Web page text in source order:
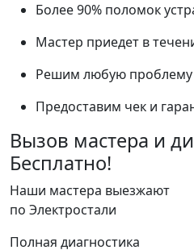
Более 90% поломок
Мастер приедет в
Решим любую
Предоставим чек и
Вызов мастера и
Бесплатно!
Наши мастера выезжают
по Электростали
Полная диагностика